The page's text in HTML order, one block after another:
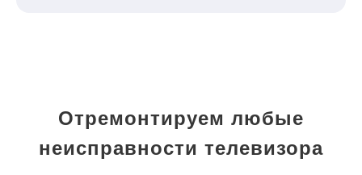
Отремонтируем любые
неисправности телевизора